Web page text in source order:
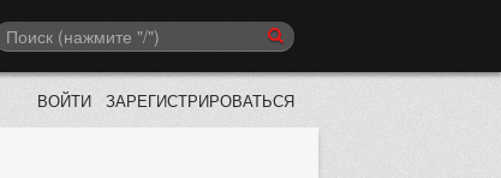
ВОЙТИ ЗАРЕГИСТРИРОВАТЬСЯ